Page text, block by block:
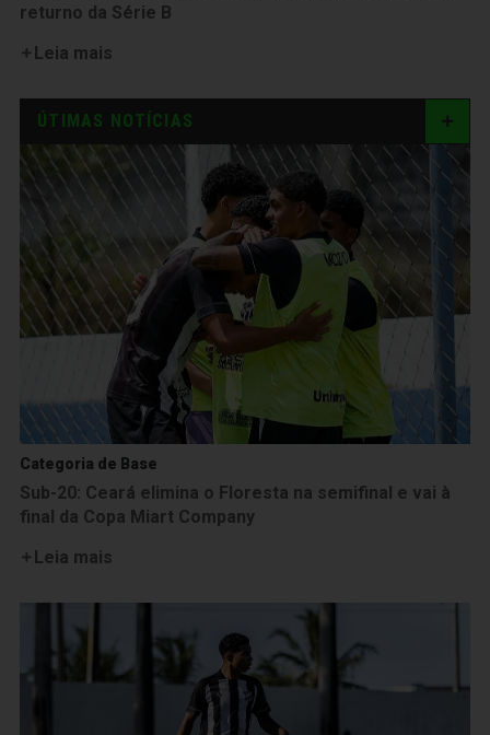
returno da Série B
Leia mais
ÚTIMAS NOTÍCIAS
Categoria de Base
Sub-20: Ceará elimina o Floresta na semifinal e vai à
final da Copa Miart Company
Leia mais